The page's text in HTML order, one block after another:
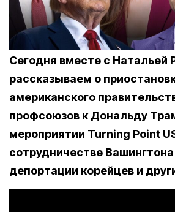
Сегодня вместе с Натальей
рассказываем о
американского
профсоюзов к Дональду
мероприятии Turning Point
сотрудничестве
депортации корейцев и